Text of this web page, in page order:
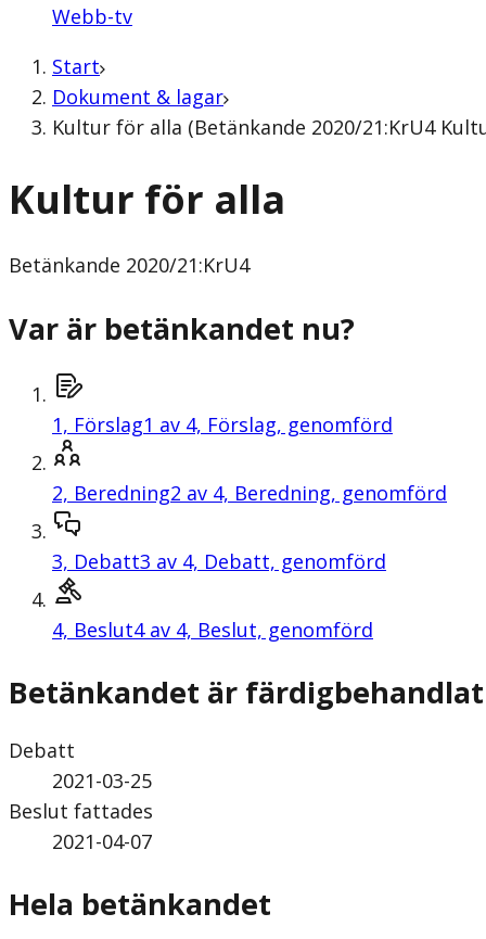
Webb-tv
Start
Dokument & lagar
Kultur för alla (Betänkande 2020/21:KrU4
Kultur för alla
Betänkande 2020/21:KrU4
Var är betänkandet nu?
1, Förslag1 av 4, Förslag, genomförd
2, Beredning2 av 4, Beredning, genomförd
3, Debatt3 av 4, Debatt, genomförd
4, Beslut4 av 4, Beslut, genomförd
Betänkandet är färdigbehandlat
Debatt
2021-03-25
Beslut fattades
2021-04-07
Hela betänkandet